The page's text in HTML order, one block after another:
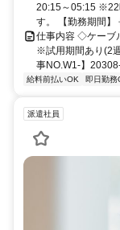
20:15～05:15 ※22
す。 【勤務期間】
仕事内容 ◇ケーブ
※試用期間あり(2
事NO.W1-】
給料前払いOK 即日勤務
派遣社員